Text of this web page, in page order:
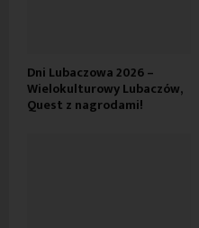
Dni Lubaczowa 2026 –
Wielokulturowy Lubaczów,
Quest z nagrodami!